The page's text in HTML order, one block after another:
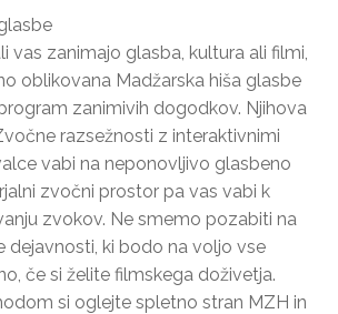
vas zanimajo glasba, kultura ali filmi,
oblikovana Madžarska hiša glasbe
zanimivih dogodkov. Njihova
razsežnosti z interaktivnimi
vabi na neponovljivo glasbeno
zvočni prostor pa vas vabi k
zvokov. Ne smemo pozabiti na
dejavnosti, ki bodo na voljo vse
če si želite filmskega doživetja.
si oglejte spletno stran MZH in